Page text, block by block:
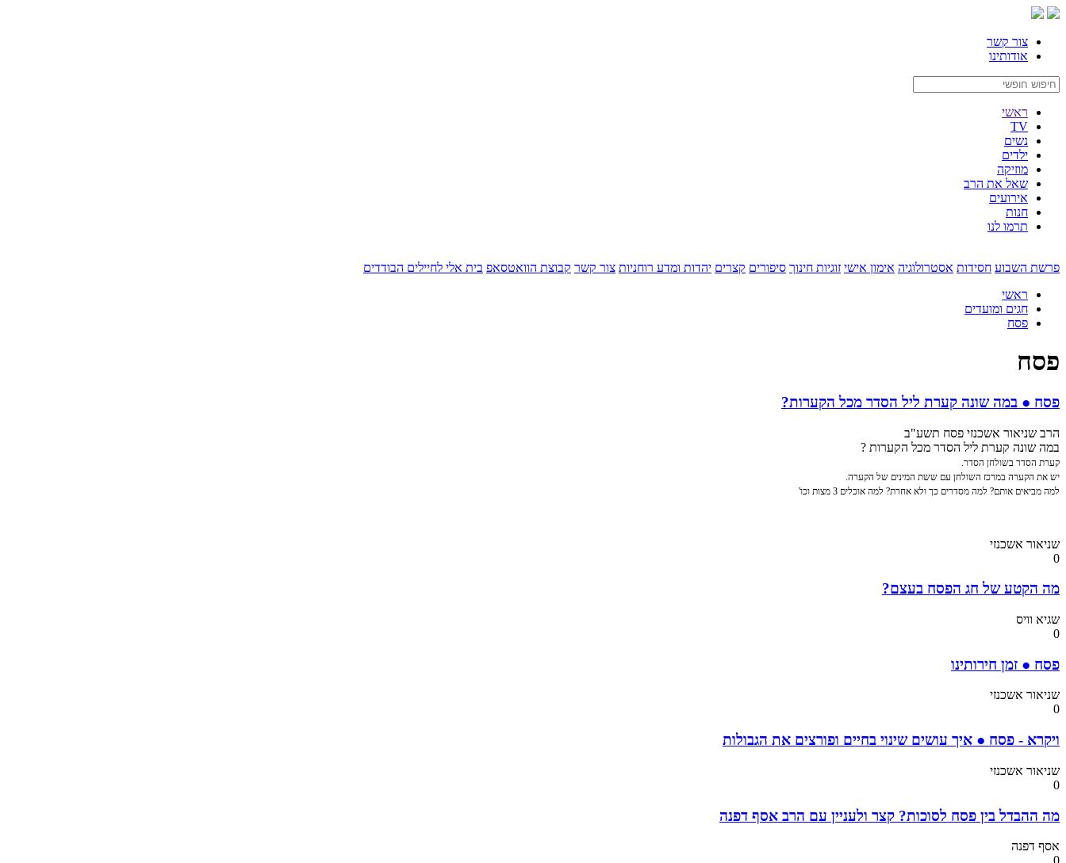
צור קשר
אודותינו
ראשי
TV
נשים
ילדים
מוזיקה
שאל את הרב
אירועים
חנות
תרמו לנו
פרשת השבוע חסידות אסטרולוגיה אימון אישי זוגיות חינוך סיפורים קצרים יהדות ומדע רוחניות צור קשר קבוצת הוואטסאפ בית אלי לחיילים הבודדים
ראשי
חגים ומועדים
פסח
פסח
פסח ● במה שונה קערת ליל הסדר מכל הקערות?
הרב שניאור אשכנזי פסח תשע"ב
במה שונה קערת ליל הסדר מכל הקערות ?
קערת הסדר בשולחן הסדר.
יש את הקערה במרכז השולחן עם ששת המינים של הקערה.
למה מביאים אותם? למה מסדרים כך ולא אחרת? למה אוכלים 3 מצות וכו'
שניאור אשכנזי
0
מה הקטע של חג הפסח בעצם?
שגיא וויס
0
פסח ● זמן חירותינו
שניאור אשכנזי
0
ויקרא - פסח ● איך עושים שינוי בחיים ופורצים את הגבולות
שניאור אשכנזי
0
מה ההבדל בין פסח לסוכות? קצר ולעניין עם הרב אסף דפנה
אסף דפנה